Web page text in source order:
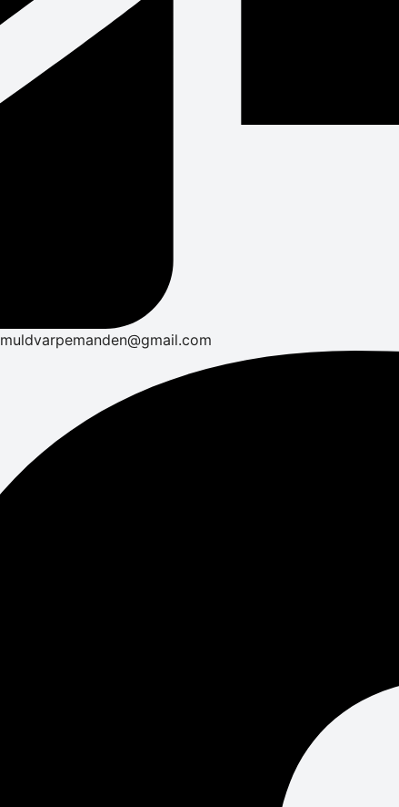
muldvarpemanden@gmail.com